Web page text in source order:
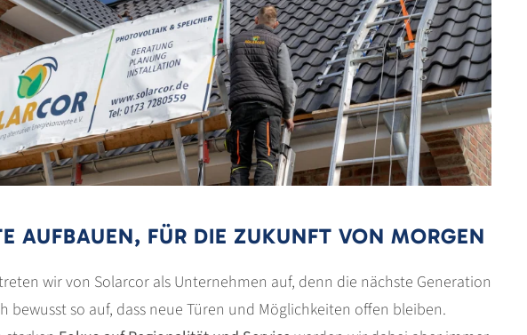
AUFBAUEN, FÜR DIE ZUKUNFT VON MORGEN
wir von Solarcor als Unternehmen auf, denn die nächste Generation
bewusst so auf, dass neue Türen und Möglichkeiten offen bleiben.